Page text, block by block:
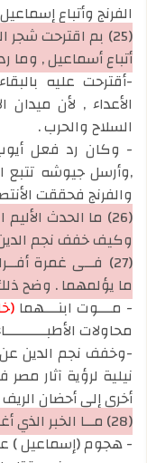
الفرنج وأتباع
(25)
بم اقترحت شجر
أتباع أسماعيل , وما
-أقترحت عليه
الأعداء , لأن
السلاح والحرب .
- وكان رد فعل
,وأرسل جيوشه تتبع
والفرنج فحققت
(26)
ما الحدث
وكيف خفف نجم
(27)
فــي غمرة
ما يؤلمهما . وضح
- مـــوت ابنـــهما
محاولات
-وخفف نجم الدين عن
نيلية لرؤية آثار
أخرى إلى أحضان
(28)
مــا الخبر
- هجوم (إسماعيل )